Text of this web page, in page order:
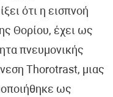
ότι η εισπνοή
Θορίου, έχει ως
πνευμονικής
Thorotrast, μιας
ως